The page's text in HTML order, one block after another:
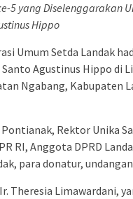
5 yang Diselenggarakan
Hippo
Umum Setda Landak
Agustinus Hippo di
Ngabang, Kabupaten
Rektor Unika
RI, Anggota DPRD
para donatur,
Theresia Limawardani,